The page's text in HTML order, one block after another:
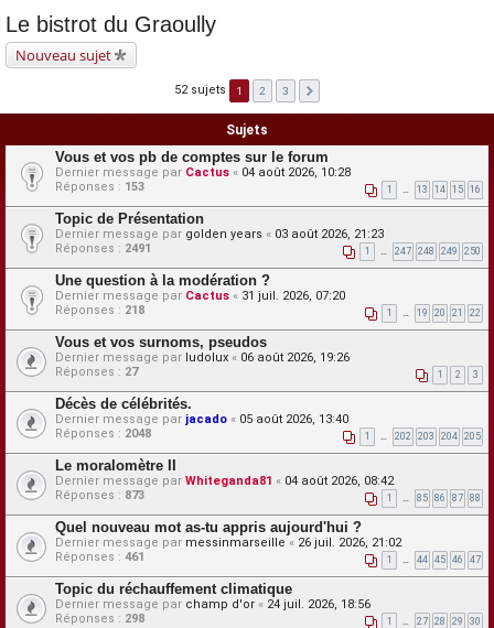
Le bistrot du Graoully
Nouveau sujet
52 sujets 1 2 3
Sujets
Vous et vos pb de comptes sur le forum
Dernier message par Cactus « 04 août 2026, 10:28
Réponses : 153 1 … 13 14 15 16
Topic de Présentation
Dernier message par golden years « 03 août 2026, 21:23
Réponses : 2491 1 … 247 248 249 250
Une question à la modération ?
Dernier message par Cactus « 31 juil. 2026, 07:20
Réponses : 218 1 … 19 20 21 22
Vous et vos surnoms, pseudos
Dernier message par ludolux « 06 août 2026, 19:26
Réponses : 27 1 2 3
Décès de célébrités.
Dernier message par jacado « 05 août 2026, 13:40
Réponses : 2048 1 … 202 203 204 205
Le moralomètre II
Dernier message par Whiteganda81 « 04 août 2026, 08:42
Réponses : 873 1 … 85 86 87 88
Quel nouveau mot as-tu appris aujourd'hui ?
Dernier message par messinmarseille « 26 juil. 2026, 21:02
Réponses : 461 1 … 44 45 46 47
Topic du réchauffement climatique
Dernier message par champ d'or « 24 juil. 2026, 18:56
Réponses : 298 1 … 27 28 29 30